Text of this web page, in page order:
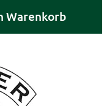
Warenkorb